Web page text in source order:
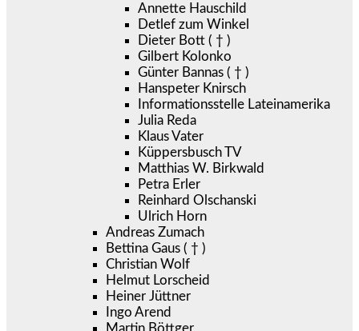
Annette Hauschild
Detlef zum Winkel
Dieter Bott ( † )
Gilbert Kolonko
Günter Bannas ( † )
Hanspeter Knirsch
Informationsstelle Lateinamerika
Julia Reda
Klaus Vater
Küppersbusch TV
Matthias W. Birkwald
Petra Erler
Reinhard Olschanski
Ulrich Horn
Andreas Zumach
Bettina Gaus ( † )
Christian Wolf
Helmut Lorscheid
Heiner Jüttner
Ingo Arend
Martin Böttger